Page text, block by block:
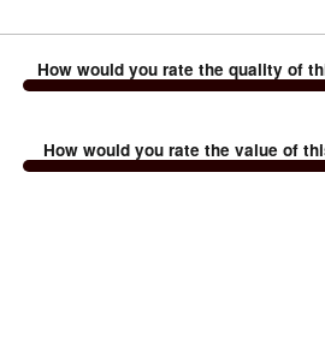
How would you rate the quality of
How would you rate the value of